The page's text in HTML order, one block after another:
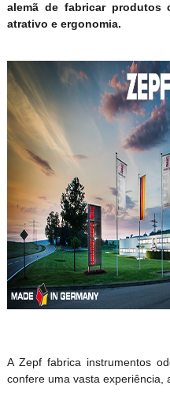
alemã de fabricar produtos
atrativo e ergonomia.
A Zepf fabrica instrumentos
confere uma vasta experiência,